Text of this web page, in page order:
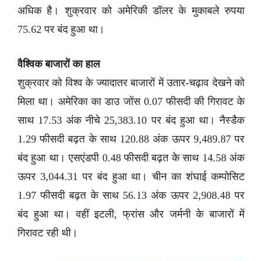
अधिक है। शुक्रवार को अमेरिकी डॉलर के मुकाबले रुपया
75.62 पर बंद हुआ था।
वैश्विक बाजारों का हाल
शुक्रवार को विश्व के ज्यादातर बाजारों में उतार-चढ़ाव देखने को
मिला था। अमेरिका का डाउ जोंस 0.07 फीसदी की गिरावट के
साथ 17.53 अंक नीचे 25,383.10 पर बंद हुआ था। नैस्डैक
1.29 फीसदी बढ़त के साथ 120.88 अंक ऊपर 9,489.87 पर
बंद हुआ था। एसएंडपी 0.48 फीसदी बढ़त के साथ 14.58 अंक
ऊपर 3,044.31 पर बंद हुआ था। चीन का शंघाई कम्पोसिट
1.97 फीसदी बढ़त के साथ 56.13 अंक ऊपर 2,908.48 पर
बंद हुआ था। वहीं इटली, फ्रांस और जर्मनी के बाजारों में
गिरावट रही थी।